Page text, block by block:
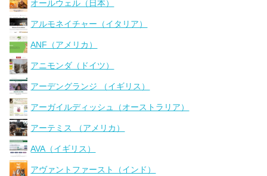
オールウェル（日本）
アルモネイチャー（イタリア）
ANF（アメリカ）
アニモンダ（ドイツ）
アーデングランジ （イギリス）
アーガイルディッシュ（オーストラリア）
アーテミス （アメリカ）
AVA（イギリス）
アヴァントファースト（インド）